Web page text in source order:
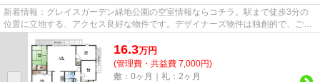
新着情報：グレイスガーデン緑地公園の空室情報ならコチラ。駅まで徒歩3分の
位置に立地する、アクセス良好な物件です。デザイナーズ物件は独創的で、ご好
16.3万円
(管理費・共益費 7,000円)
敷：0ヶ月｜礼：2ヶ月